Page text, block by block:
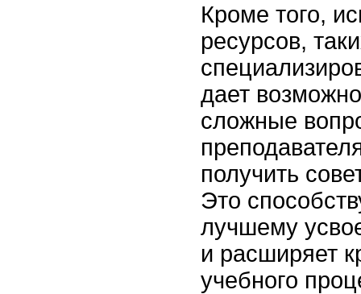
Кроме того,
ресурсов,
дает
сложные
получить
Это
лучшему
и расширяет
учебного